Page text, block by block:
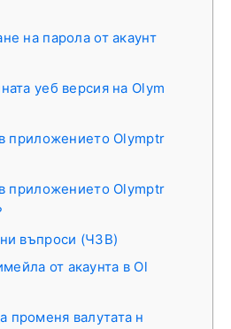
на парола от акаунт
уеб версия на Olym
приложението Olymptr
приложението Olymptr
въпроси (ЧЗВ)
от акаунта в Ol
променя валутата н